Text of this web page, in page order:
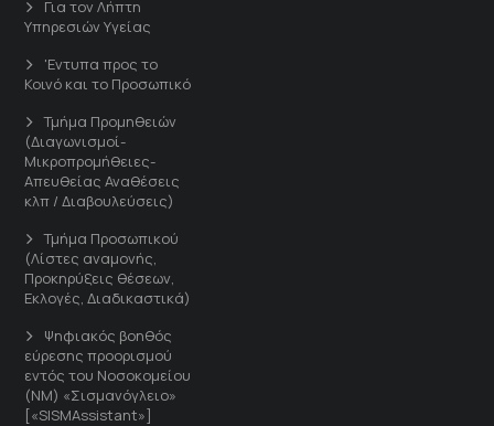
Για τον Λήπτη
Υπηρεσιών Υγείας
'Εντυπα προς το
Κοινό και το Προσωπικό
Τμήμα Προμηθειών
(Διαγωνισμοί-
Μικροπρομήθειες-
Απευθείας Αναθέσεις
κλπ / Διαβουλεύσεις)
Τμήμα Προσωπικού
(Λίστες αναμονής,
Προκηρύξεις θέσεων,
Εκλογές, Διαδικαστικά)
Ψηφιακός βοηθός
εύρεσης προορισμού
εντός του Νοσοκομείου
(ΝΜ) «Σισμανόγλειο»
[«SISMAssistant»]